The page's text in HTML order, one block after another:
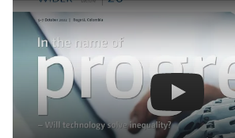
Remote video URL
WIDER